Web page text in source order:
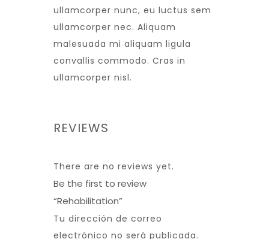
ullamcorper nunc, eu luctus sem
ullamcorper nec. Aliquam
malesuada mi aliquam ligula
convallis commodo. Cras in
ullamcorper nisl.
REVIEWS
There are no reviews yet.
Be the first to review
“Rehabilitation”
Tu dirección de correo
electrónico no será publicada.